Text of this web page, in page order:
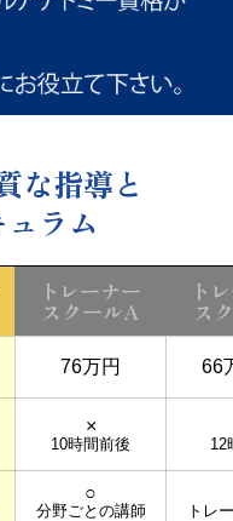
な指導と
ラム
トレーナー
スクールA
ト
ス
76万円 66
×
10時間前後 12
○
分野ごとの講師 トレ